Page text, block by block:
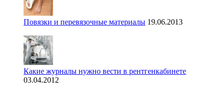
Повязки и перевязочные материалы 19.06.2013
Какие журналы нужно вести в рентгенкабинете
03.04.2012